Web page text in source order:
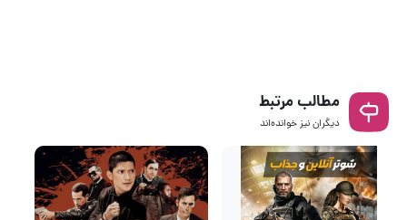
مطالب مرتبط
دیگران نیز خوانده‌اند